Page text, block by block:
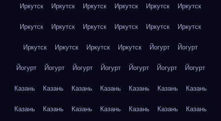
Иркутск Иркутск Иркутск Иркутск Иркутск Иркутск
Иркутск Иркутск Иркутск Иркутск Иркутск Иркутск
Иркутск Иркутск Иркутск Иркутск Йогурт Йогурт
Йогурт Йогурт Йогурт Йогурт Йогурт Йогурт Йогурт
Казань Казань Казань Казань Казань Казань Казань
Казань Казань Казань Казань Казань Казань Казань